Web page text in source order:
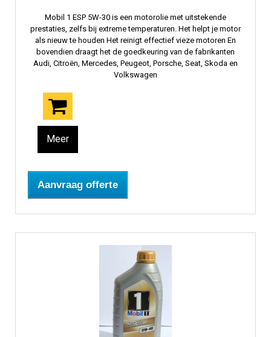
Mobil 1 ESP 5W-30 is een motorolie met uitstekende
prestaties, zelfs bij extreme temperaturen. Het helpt je motor
als nieuw te houden Het reinigt effectief vieze motoren En
bovendien draagt ​​het de goedkeuring van de fabrikanten
Audi, Citroën, Mercedes, Peugeot, Porsche, Seat, Skoda en
Volkswagen
Meer
Aanvraag offerte